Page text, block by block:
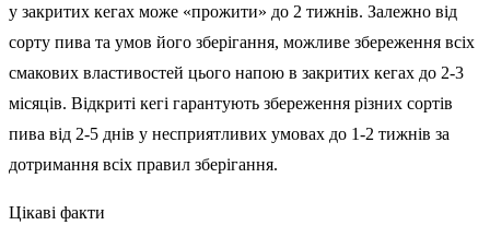
у закритих кегах може «прожити» до 2 тижнів. Залежно від
сорту пива та умов його зберігання, можливе збереження всіх
смакових властивостей цього напою в закритих кегах до 2-3
місяців. Відкриті кегі гарантують збереження різних сортів
пива від 2-5 днів у несприятливих умовах до 1-2 тижнів за
дотримання всіх правил зберігання.
Цікаві факти